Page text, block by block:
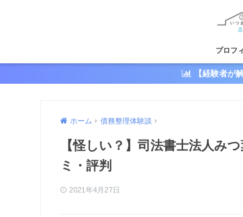
プロフ
【経験者が
ホーム 債務整理体験談
【怪しい？】司法書士法人み
ミ・評判
2021年4月27日